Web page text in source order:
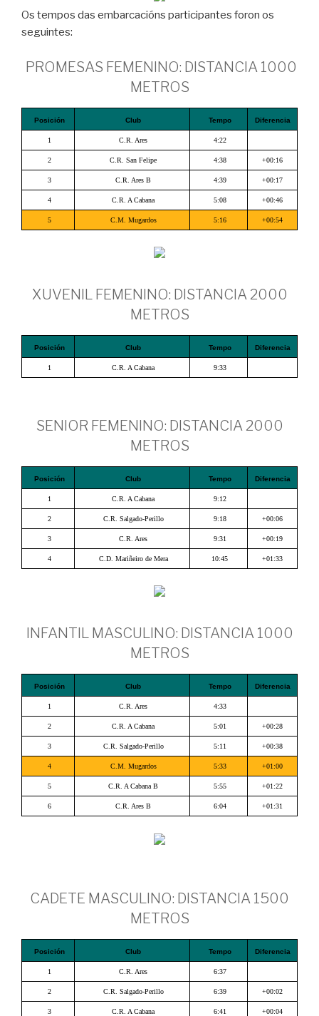
Os tempos das embarcacións participantes foron os
seguintes:
PROMESAS FEMENINO: DISTANCIA 1000
METROS
Posición Club Tempo Diferencia
1 C.R. Ares 4:22
2 C.R. San Felipe 4:38 +00:16
3 C.R. Ares B 4:39 +00:17
4 C.R. A Cabana 5:08 +00:46
5 C.M. Mugardos 5:16 +00:54
XUVENIL FEMENINO: DISTANCIA 2000
METROS
Posición Club Tempo Diferencia
1 C.R. A Cabana 9:33
SENIOR FEMENINO: DISTANCIA 2000
METROS
Posición Club Tempo Diferencia
1 C.R. A Cabana 9:12
2 C.R. Salgado-Perillo 9:18 +00:06
3 C.R. Ares 9:31 +00:19
4 C.D. Mariñeiro de Mera 10:45 +01:33
INFANTIL MASCULINO: DISTANCIA 1000
METROS
Posición Club Tempo Diferencia
1 C.R. Ares 4:33
2 C.R. A Cabana 5:01 +00:28
3 C.R. Salgado-Perillo 5:11 +00:38
4 C.M. Mugardos 5:33 +01:00
5 C.R. A Cabana B 5:55 +01:22
6 C.R. Ares B 6:04 +01:31
CADETE MASCULINO: DISTANCIA 1500
METROS
Posición Club Tempo Diferencia
1 C.R. Ares 6:37
2 C.R. Salgado-Perillo 6:39 +00:02
3 C.R. A Cabana 6:41 +00:04